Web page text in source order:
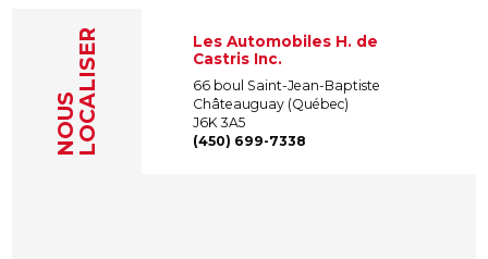
NOUSLOCALISER
Les Automobiles H. de
Castris Inc.
66 boul Saint-Jean-Baptiste
Châteauguay (Québec)
J6K 3A5
(450) 699-7338